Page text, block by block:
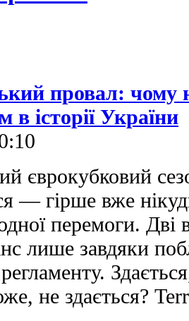
провал: чому
в історії України
єврокубковий
— гірше вже
перемоги.
лише завдяки
не здається?